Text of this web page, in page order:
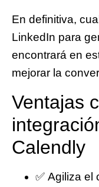
En definitiva,
LinkedIn para
encontrará en
mejorar la
Ventajas
Calendly
✅ Agiliza el